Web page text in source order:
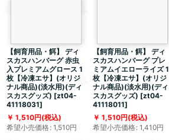
【飼育用品・餌】 ディ
スカスハンバーグ 赤虫
入プレミアムグロース 1
枚【冷凍エサ】(オリジ
ナル商品)(淡水用)(ディ
スカスグッズ) [zt04-
41118031]
1,510円(税込)
希望小売価格: 1,510円
【飼育用品・餌】 ディ
スカスハンバーグ プレ
ミアムイエローライズ 1
枚【冷凍エサ】(オリジ
ナル商品)(淡水用)(ディ
スカスグッズ) [zt04-
41118011]
1,510円(税込)
希望小売価格: 1,410円